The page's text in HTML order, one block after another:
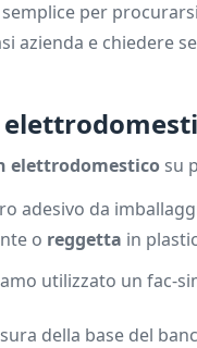
per
azienda e chiedere
elettrodomestico su
adesivo da
o reggetta in
utilizzato un fac-
della base del